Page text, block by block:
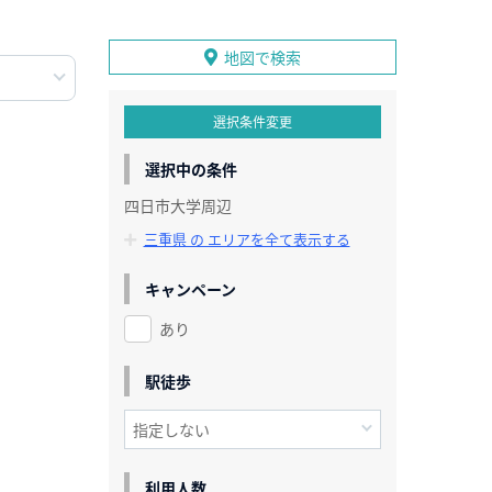
地図で検索
選択条件変更
選択中の条件
四日市大学周辺
三重県 の エリアを全て表示する
キャンペーン
あり
駅徒歩
利用人数